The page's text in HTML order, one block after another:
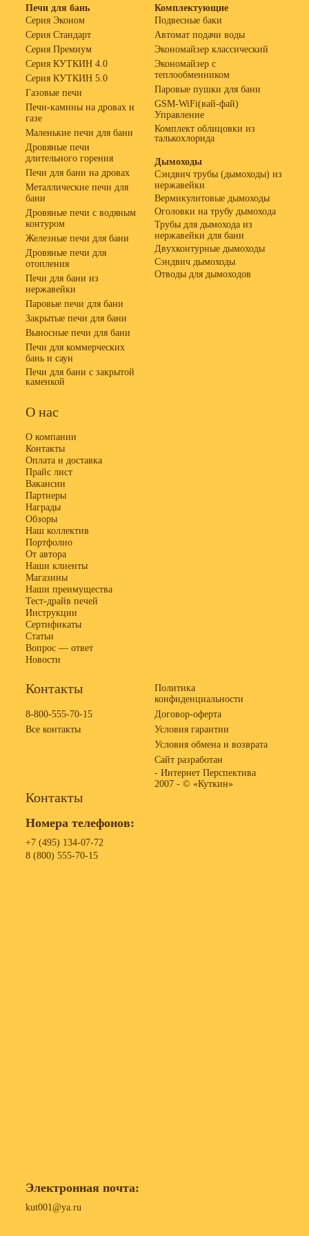
Печи для бань
Серия Эконом
Серия Стандарт
Серия Премиум
Серия КУТКИН 4.0
Серия КУТКИН 5.0
Газовые печи
Печи-камины на дровах и
газе
Маленькие печи для бани
Дровяные печи
длительного горения
Печи для бани на дровах
Металлические печи для
бани
Дровяные печи с водяным
контуром
Железные печи для бани
Дровяные печи для
отопления
Печи для бани из
нержавейки
Паровые печи для бани
Закрытые печи для бани
Выносные печи для бани
Печи для коммерческих
бань и саун
Печи для бани с закрытой
каменкой
Комплектующие
Подвесные баки
Автомат подачи воды
Экономайзер классический
Экономайзер с
теплообменником
Паровые пушки для бани
GSM-WiFi(вай-фай)
Управление
Комплект облицовки из
талькохлорида
Дымоходы
Сэндвич трубы (дымоходы) из
нержавейки
Вермикулитовые дымоходы
Оголовки на трубу дымохода
Трубы для дымохода из
нержавейки для бани
Двухконтурные дымоходы
Сэндвич дымоходы
Отводы для дымоходов
О нас
О компании
Контакты
Оплата и доставка
Прайс лист
Вакансии
Партнеры
Награды
Обзоры
Наш коллектив
Портфолио
От автора
Наши клиенты
Магазины
Наши преимущества
Тест-драйв печей
Инструкции
Сертификаты
Статьи
Вопрос — ответ
Новости
Контакты
8-800-555-70-15
Все контакты
Политика
конфиденциальности
Договор-оферта
Условия гарантии
Условия обмена и возврата
Сайт разработан
- Интернет Перспектива
2007 - © «Куткин»
Контакты
Номера телефонов:
+7 (495) 134-07-72
8 (800) 555-70-15
Электронная почта:
kut001@ya.ru